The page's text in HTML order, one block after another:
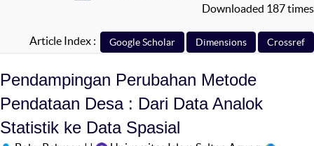
Downloaded 187 times
Article Index :
Pendampingan Perubahan Metode
Pendataan Desa : Dari Data Analok
Statistik ke Data Spasial